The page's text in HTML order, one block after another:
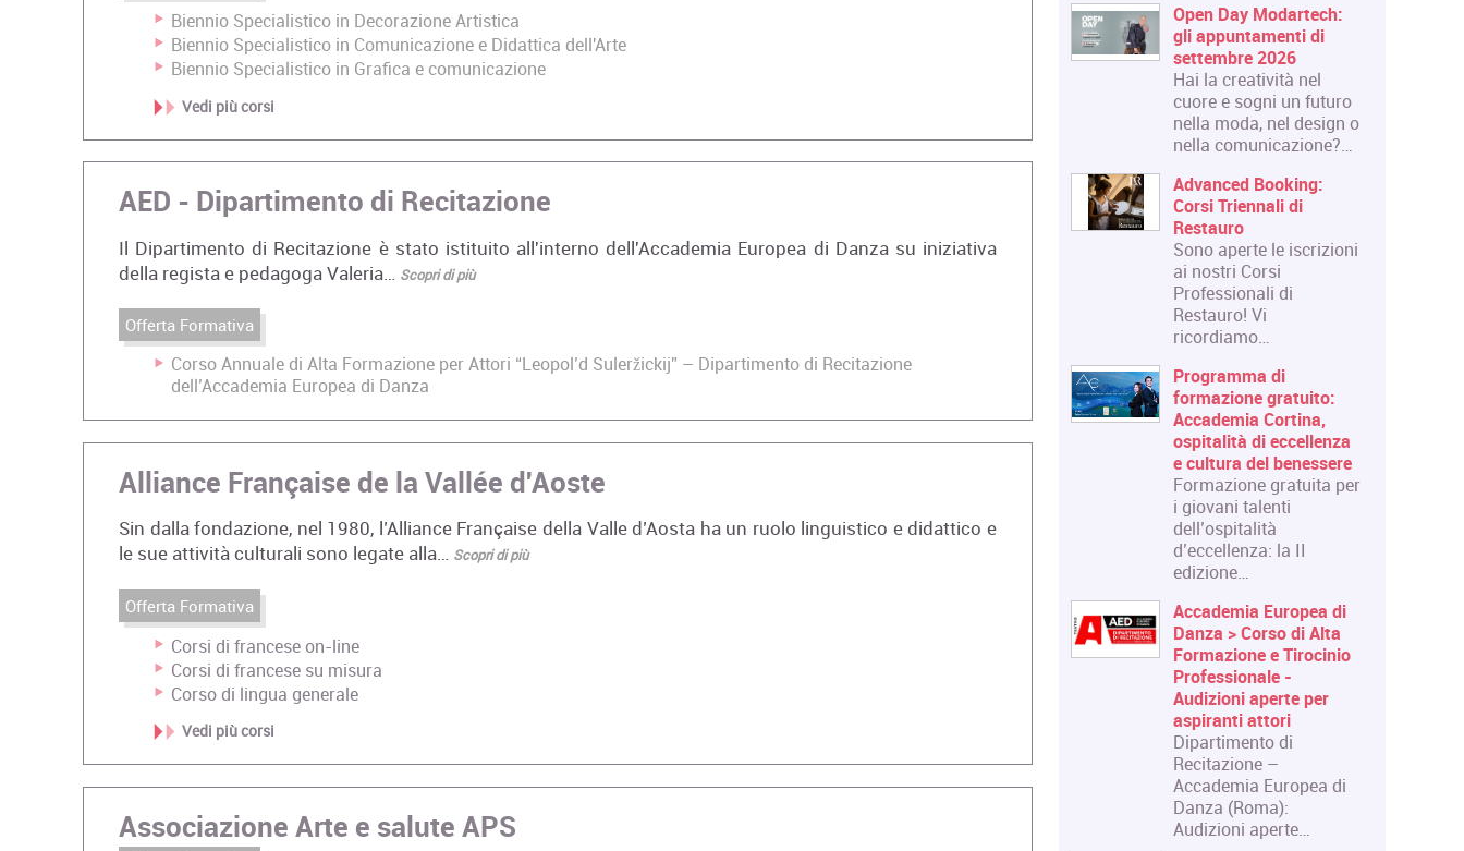
Biennio Specialistico in Decorazione Artistica
Biennio Specialistico in Comunicazione e Didattica dell'Arte
Biennio Specialistico in Grafica e comunicazione
Vedi più corsi
AED - Dipartimento di Recitazione
Il Dipartimento di Recitazione è stato istituito all'interno dell'Accademia Europea di Danza su iniziativa
della regista e pedagoga Valeria… Scopri di più
Offerta Formativa
Corso Annuale di Alta Formazione per Attori “Leopol’d Suleržickij” – Dipartimento di Recitazione
dell’Accademia Europea di Danza
Alliance Française de la Vallée d'Aoste
Sin dalla fondazione, nel 1980, l’Alliance Française della Valle d’Aosta ha un ruolo linguistico e didattico e
le sue attività culturali sono legate alla… Scopri di più
Offerta Formativa
Corsi di francese on-line
Corsi di francese su misura
Corso di lingua generale
Vedi più corsi
Associazione Arte e salute APS
Open Day Modartech:
gli appuntamenti di
settembre 2026
Hai la creatività nel
cuore e sogni un futuro
nella moda, nel design o
nella comunicazione?…
Advanced Booking:
Corsi Triennali di
Restauro
Sono aperte le iscrizioni
ai nostri Corsi
Professionali di
Restauro! Vi
ricordiamo…
Programma di
formazione gratuito:
Accademia Cortina,
ospitalità di eccellenza
e cultura del benessere
Formazione gratuita per
i giovani talenti
dell’ospitalità
d’eccellenza: la II
edizione…
Accademia Europea di
Danza > Corso di Alta
Formazione e Tirocinio
Professionale -
Audizioni aperte per
aspiranti attori
Dipartimento di
Recitazione –
Accademia Europea di
Danza (Roma):
Audizioni aperte…